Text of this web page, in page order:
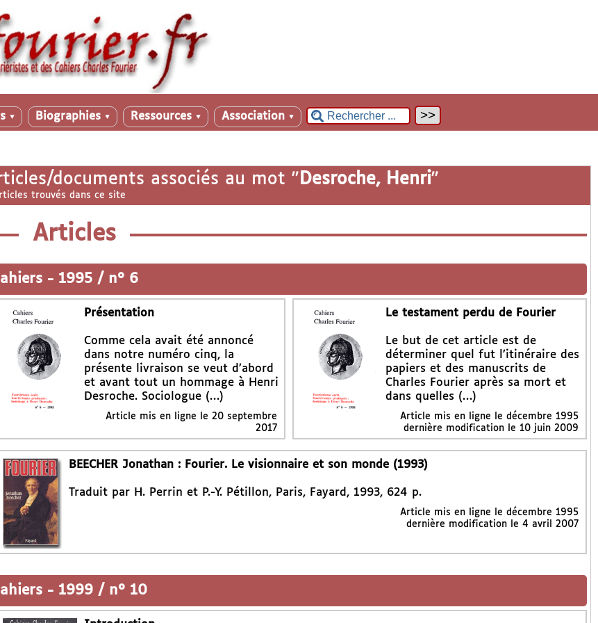
▼ Biographies ▼ Ressources ▼ Association ▼
documents associés au mot " Desroche, Henri"
trouvés dans ce site
Articles
- 1995 / n° 6
Présentation
Comme cela avait été annoncé
dans notre numéro cinq, la
présente livraison se veut d’abord
et avant tout un hommage à Henri
Desroche. Sociologue (…)
Article mis en ligne le 20 septembre
2017
Le testament perdu de Fourier
Le but de cet article est de
déterminer quel fut l’itinéraire des
papiers et des manuscrits de
Charles Fourier après sa mort et
dans quelles (…)
Article mis en ligne ledécembre 1995
dernière modification le 10 juin 2009
BEECHER Jonathan : Fourier. Le visionnaire et son monde (1993)
Traduit par H. Perrin et P.-Y. Pétillon, Paris, Fayard, 1993, 624 p.
Article mis en ligne le décembre 1995
dernière modification le 4 avril 2007
- 1999 / n° 10